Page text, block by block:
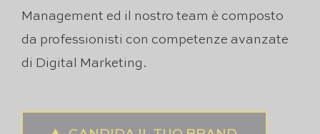
Management ed il nostro team è composto
da professionisti con competenze avanzate
di Digital Marketing.